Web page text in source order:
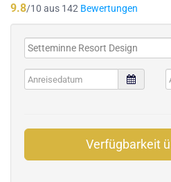
9.8/10 aus 142 Bewertungen
Verfügbarkeit